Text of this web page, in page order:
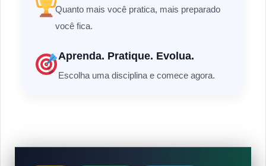
Quanto mais você pratica, mais preparado
você fica.
Aprenda. Pratique. Evolua.
Escolha uma disciplina e comece agora.